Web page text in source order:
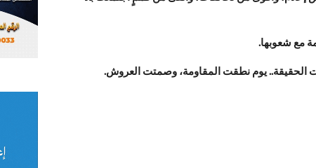
مع شعوبها.
الحقيقة.. يوم نطقت المقاومة، وصمتت العروش.